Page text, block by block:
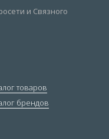
товаров
брендов